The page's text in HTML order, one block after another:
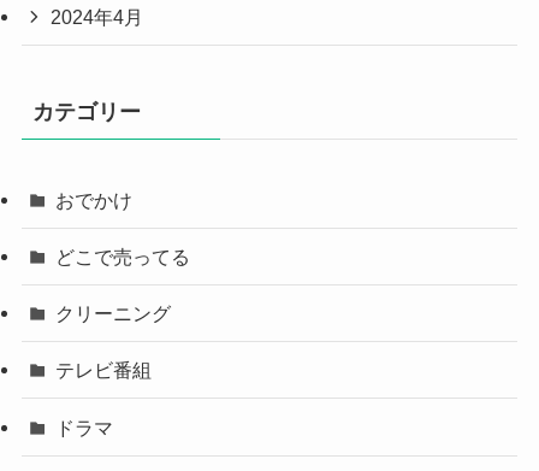
2024年4月
カテゴリー
おでかけ
どこで売ってる
クリーニング
テレビ番組
ドラマ